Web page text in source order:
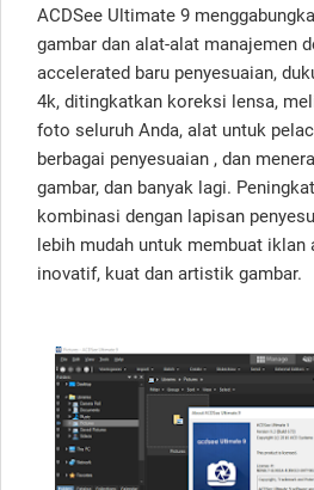
ACDSee Ultimate 9
gambar dan alat-alat manajemen
accelerated baru penyesuaian,
4k, ditingkatkan koreksi lensa,
foto seluruh Anda, alat untuk
berbagai penyesuaian , dan
gambar, dan banyak lagi.
kombinasi dengan lapisan
lebih mudah untuk membuat iklan
inovatif, kuat dan artistik gambar.